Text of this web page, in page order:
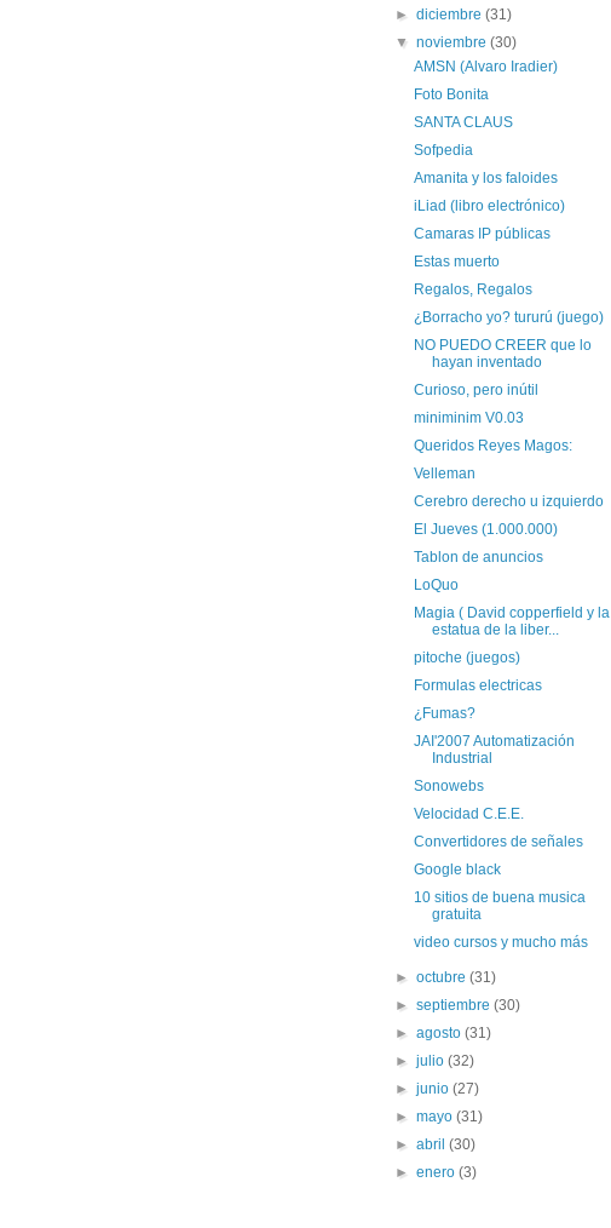
►diciembre(31)
▼noviembre(30)
AMSN (Alvaro Iradier)
Foto Bonita
SANTA CLAUS
Sofpedia
Amanita y los faloides
iLiad (libro electrónico)
Camaras IP públicas
Estas muerto
Regalos, Regalos
¿Borracho yo? tururú (juego)
NO PUEDO CREER que lo
hayan inventado
Curioso, pero inútil
miniminim V0.03
Queridos Reyes Magos:
Velleman
Cerebro derecho u izquierdo
El Jueves (1.000.000)
Tablon de anuncios
LoQuo
Magia ( David copperfield y la
estatua de la liber...
pitoche (juegos)
Formulas electricas
¿Fumas?
JAI'2007 Automatización
Industrial
Sonowebs
Velocidad C.E.E.
Convertidores de señales
Google black
10 sitios de buena musica
gratuita
video cursos y mucho más
►octubre(31)
►septiembre(30)
►agosto(31)
►julio(32)
►junio(27)
►mayo(31)
►abril(30)
►enero(3)